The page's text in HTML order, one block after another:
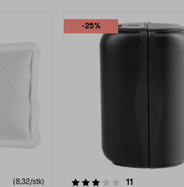
(8,32/stk)
-25%
11
4.5 av 5 stjerner